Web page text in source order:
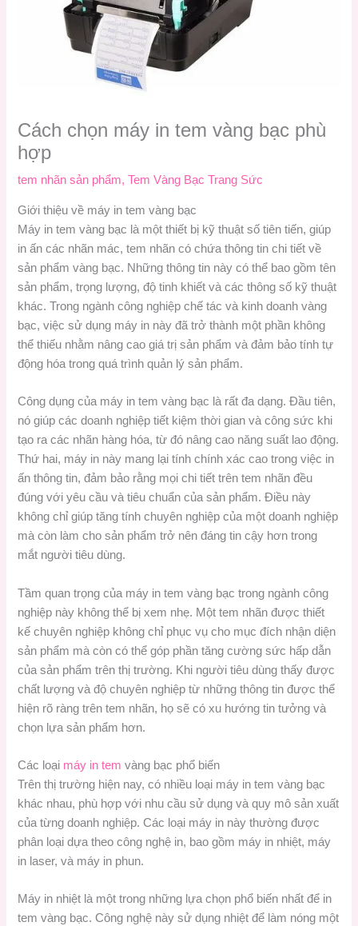
Cách chọn máy in tem vàng bạc phù
hợp
tem nhãn sản phẩm,Tem Vàng Bạc Trang Sức
Giới thiệu về máy in tem vàng bạc
Máy in tem vàng bạc là một thiết bị kỹ thuật số tiên tiến, giúp
in ấn các nhãn mác, tem nhãn có chứa thông tin chi tiết về
sản phẩm vàng bạc. Những thông tin này có thể bao gồm tên
sản phẩm, trọng lượng, độ tinh khiết và các thông số kỹ thuật
khác. Trong ngành công nghiệp chế tác và kinh doanh vàng
bạc, việc sử dụng máy in này đã trở thành một phần không
thể thiếu nhằm nâng cao giá trị sản phẩm và đảm bảo tính tự
động hóa trong quá trình quản lý sản phẩm.
Công dụng của máy in tem vàng bạc là rất đa dạng. Đầu tiên,
nó giúp các doanh nghiệp tiết kiệm thời gian và công sức khi
tạo ra các nhãn hàng hóa, từ đó nâng cao năng suất lao động.
Thứ hai, máy in này mang lại tính chính xác cao trong việc in
ấn thông tin, đảm bảo rằng mọi chi tiết trên tem nhãn đều
đúng với yêu cầu và tiêu chuẩn của sản phẩm. Điều này
không chỉ giúp tăng tính chuyên nghiệp của một doanh nghiệp
mà còn làm cho sản phẩm trở nên đáng tin cậy hơn trong
mắt người tiêu dùng.
Tầm quan trọng của máy in tem vàng bạc trong ngành công
nghiệp này không thể bị xem nhẹ. Một tem nhãn được thiết
kế chuyên nghiệp không chỉ phục vụ cho mục đích nhận diện
sản phẩm mà còn có thể góp phần tăng cường sức hấp dẫn
của sản phẩm trên thị trường. Khi người tiêu dùng thấy được
chất lượng và độ chuyên nghiệp từ những thông tin được thể
hiện rõ ràng trên tem nhãn, họ sẽ có xu hướng tin tưởng và
chọn lựa sản phẩm hơn.
Các loại máy in tem vàng bạc phổ biến
Trên thị trường hiện nay, có nhiều loại máy in tem vàng bạc
khác nhau, phù hợp với nhu cầu sử dụng và quy mô sản xuất
của từng doanh nghiệp. Các loại máy in này thường được
phân loại dựa theo công nghệ in, bao gồm máy in nhiệt, máy
in laser, và máy in phun.
Máy in nhiệt là một trong những lựa chọn phổ biến nhất để in
tem vàng bạc. Công nghệ này sử dụng nhiệt để làm nóng một